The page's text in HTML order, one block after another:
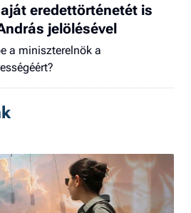
eredettörténetét is
jelölésével
a miniszterelnök a